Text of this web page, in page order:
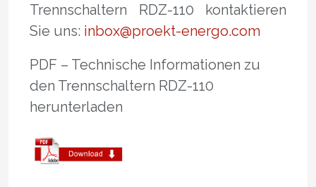
Trennschaltern RDZ-110 kontaktieren
Sie uns: inbox@proekt-energo.com
PDF – Technische Informationen zu
den Trennschaltern RDZ-110
herunterladen